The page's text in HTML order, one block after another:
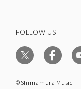
FOLLOW US
©Shimamura Music